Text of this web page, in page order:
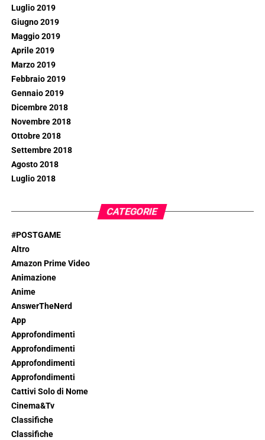
Luglio 2019
Giugno 2019
Maggio 2019
Aprile 2019
Marzo 2019
Febbraio 2019
Gennaio 2019
Dicembre 2018
Novembre 2018
Ottobre 2018
Settembre 2018
Agosto 2018
Luglio 2018
CATEGORIE
#POSTGAME
Altro
Amazon Prime Video
Animazione
Anime
AnswerTheNerd
App
Approfondimenti
Approfondimenti
Approfondimenti
Approfondimenti
Cattivi Solo di Nome
Cinema&Tv
Classifiche
Classifiche